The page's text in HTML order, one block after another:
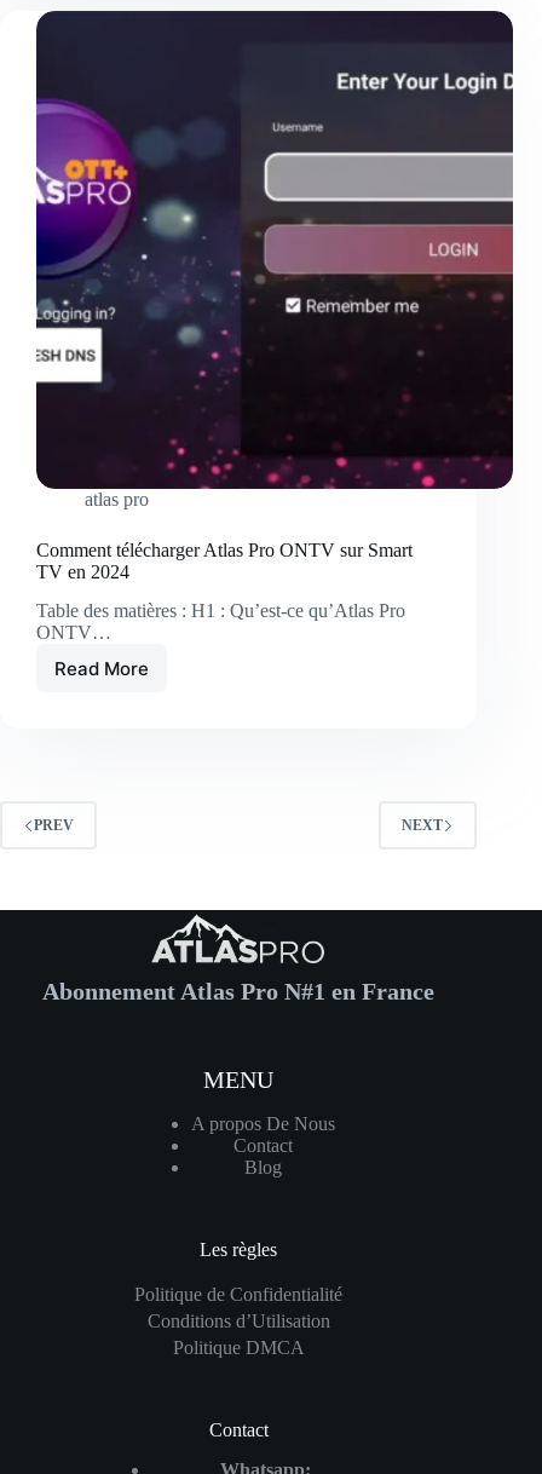
d’Atlas
atlas pro
Comment télécharger Atlas Pro ONTV sur Smart
TV en 2024
Table des matières : H1 : Qu’est-ce qu’Atlas Pro
ONTV…
Read More
Comment
PREV NEXT
Abonnement Atlas Pro N#1 en France
MENU
A propos De Nous
Contact
Blog
Les règles
Politique de Confidentialité
Conditions d’Utilisation
Politique DMCA
Contact
Whatsapp: